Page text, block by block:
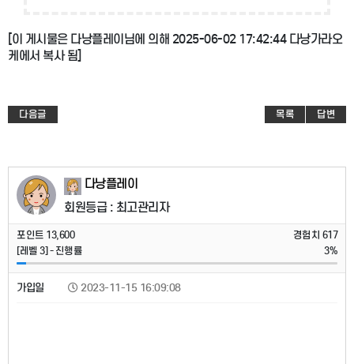
[이 게시물은 다낭플레이님에 의해 2025-06-02 17:42:44 다낭가라오
케에서 복사 됨]
다음글 목록 답변
다낭플레이
회원등급 : 최고관리자
포인트 13,600 경험치 617
[레벨 3] - 진행률 3%
가입일 2023-11-15 16:09:08